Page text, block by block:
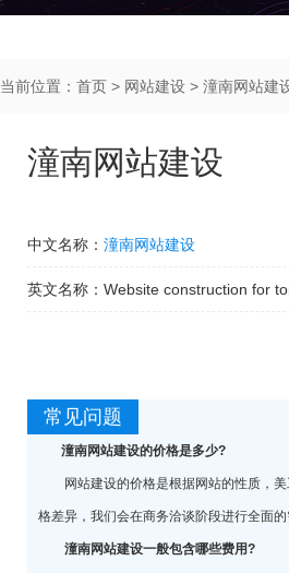
当前位置： 首页 > 网站建设 > 潼南网站建
潼南网站建设
中文名称： 潼南网站建设
英文名称： Website construction for
常见问题
潼南网站建设的价格是多少?
网站建设的价格是根据网站的性质，美
格差异，我们会在商务洽谈阶段进行全面
潼南网站建设一般包含哪些费用?